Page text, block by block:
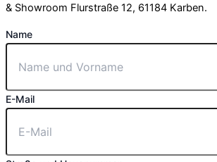
& Showroom Flurstraße 12, 61184 Karben.
Name
E-Mail